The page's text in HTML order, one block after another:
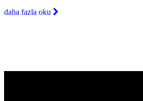
daha fazla oku